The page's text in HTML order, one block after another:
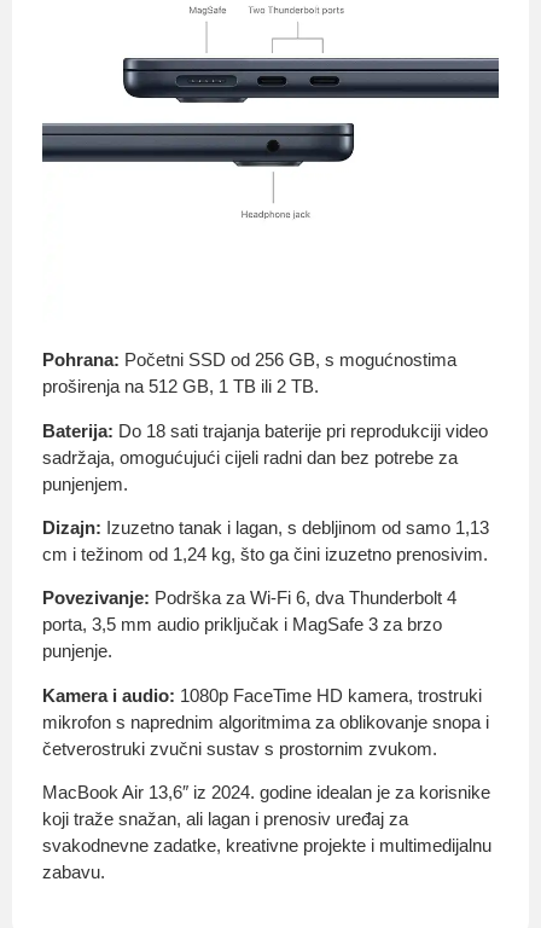
Pohrana: Početni SSD od 256 GB, s mogućnostima
proširenja na 512 GB, 1 TB ili 2 TB.
Baterija: Do 18 sati trajanja baterije pri reprodukciji video
sadržaja, omogućujući cijeli radni dan bez potrebe za
punjenjem.
Dizajn: Izuzetno tanak i lagan, s debljinom od samo 1,13
cm i težinom od 1,24 kg, što ga čini izuzetno prenosivim.
Povezivanje: Podrška za Wi-Fi 6, dva Thunderbolt 4
porta, 3,5 mm audio priključak i MagSafe 3 za brzo
punjenje.
Kamera i audio: 1080p FaceTime HD kamera, trostruki
mikrofon s naprednim algoritmima za oblikovanje snopa i
četverostruki zvučni sustav s prostornim zvukom.
MacBook Air 13,6″ iz 2024. godine idealan je za korisnike
koji traže snažan, ali lagan i prenosiv uređaj za
svakodnevne zadatke, kreativne projekte i multimedijalnu
zabavu.